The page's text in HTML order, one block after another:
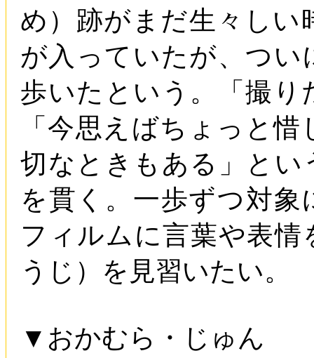
め）跡がまだ生々しい
が入っていたが、つ
歩いたという。「撮り
「今思えばちょっと
切なときもある」とい
を貫く。一歩ずつ対
フィルムに言葉や表
うじ）を見習いたい。
▼おかむら・じゅん